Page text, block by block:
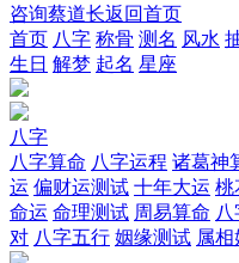
咨询蔡道长返回首页
首页 八字 称骨 测名 风水
生日 解梦 起名 星座
八字
八字算命 八字运程 诸葛神
运 偏财运测试 十年大运 桃
命运 命理测试 周易算命
对 八字五行 姻缘测试 属